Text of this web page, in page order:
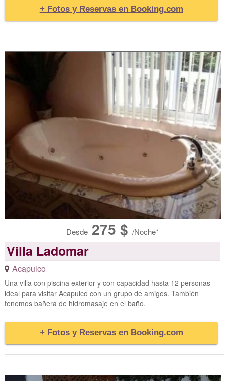
+ Fotos y Reservas en Booking.com
Desde 275 $ /Noche*
Villa Ladomar
Acapulco
Una villa con piscina exterior y con capacidad hasta 12 personas
ideal para visitar Acapulco con un grupo de amigos. También
tenemos bañera de hidromasaje en el baño.
+ Fotos y Reservas en Booking.com